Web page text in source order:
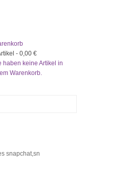
- 0,00 €
haben keine Artikel in
Warenkorb.
snapchat,sn